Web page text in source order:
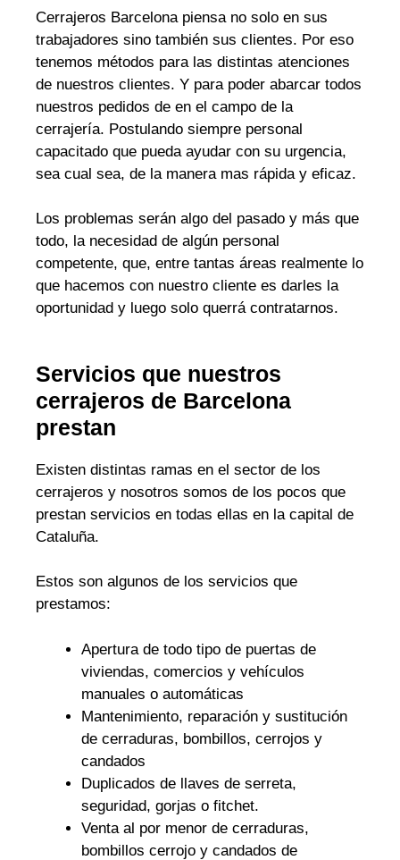
Cerrajeros Barcelona piensa no solo en sus
trabajadores sino también sus clientes. Por eso
tenemos métodos para las distintas atenciones
de nuestros clientes. Y para poder abarcar todos
nuestros pedidos de en el campo de la
cerrajería. Postulando siempre personal
capacitado que pueda ayudar con su urgencia,
sea cual sea, de la manera mas rápida y eficaz.
Los problemas serán algo del pasado y más que
todo, la necesidad de algún personal
competente, que, entre tantas áreas realmente lo
que hacemos con nuestro cliente es darles la
oportunidad y luego solo querrá contratarnos.
Servicios que nuestros
cerrajeros de Barcelona
prestan
Existen distintas ramas en el sector de los
cerrajeros y nosotros somos de los pocos que
prestan servicios en todas ellas en la capital de
Cataluña.
Estos son algunos de los servicios que
prestamos:
Apertura de todo tipo de puertas de
viviendas, comercios y vehículos
manuales o automáticas
Mantenimiento, reparación y sustitución
de cerraduras, bombillos, cerrojos y
candados
Duplicados de llaves de serreta,
seguridad, gorjas o fitchet.
Venta al por menor de cerraduras,
bombillos cerrojo y candados de